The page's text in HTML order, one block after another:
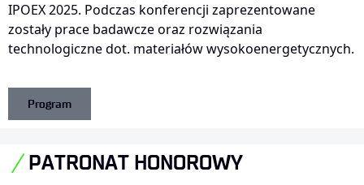
IPOEX 2025. Podczas konferencji zaprezentowane
zostały prace badawcze oraz rozwiązania
technologiczne dot. materiałów wysokoenergetycznych.
Program
PATRONAT HONOROWY